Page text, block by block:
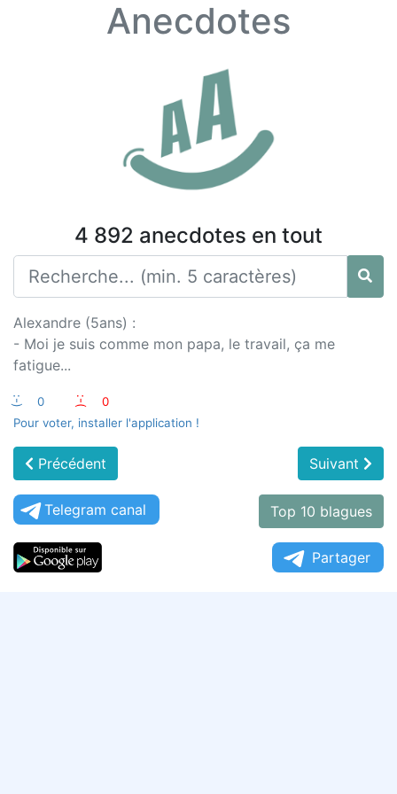
Anecdotes
4 892 anecdotes en tout
Alexandre (5ans) :
- Moi je suis comme mon papa, le travail, ça me
fatigue...
:-) 0 :-(
0
Pour voter, installer l'application !
Précédent Suivant
Telegram canal Top 10 blagues
Partager